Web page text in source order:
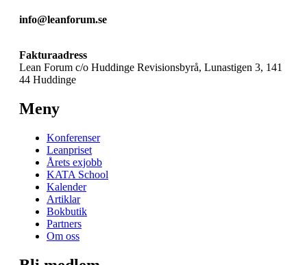
info@leanforum.se
Fakturaadress
Lean Forum c/o Huddinge Revisionsbyrå, Lunastigen 3, 141
44 Huddinge
Meny
Konferenser
Leanpriset
Årets exjobb
KATA School
Kalender
Artiklar
Bokbutik
Partners
Om oss